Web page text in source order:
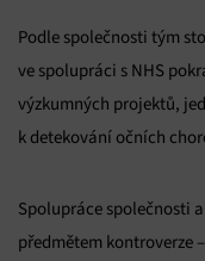
Podle společnosti tým
ve spolupráci s NHS
výzkumných projektů,
k detekování očních
Spolupráce společnosti
předmětem kontroverze